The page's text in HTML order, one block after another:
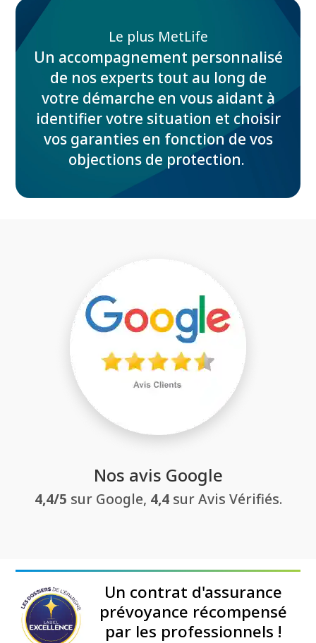
Le plus MetLife
Un accompagnement personnalisé
de nos experts tout au long de
votre démarche en vous aidant à
identifier votre situation et choisir
vos garanties en fonction de vos
objections de protection.
Nos avis Google
4,4/5 sur Google, 4,4sur Avis Vérifiés.
Un contrat d'assurance
prévoyance récompensé
par les professionnels !